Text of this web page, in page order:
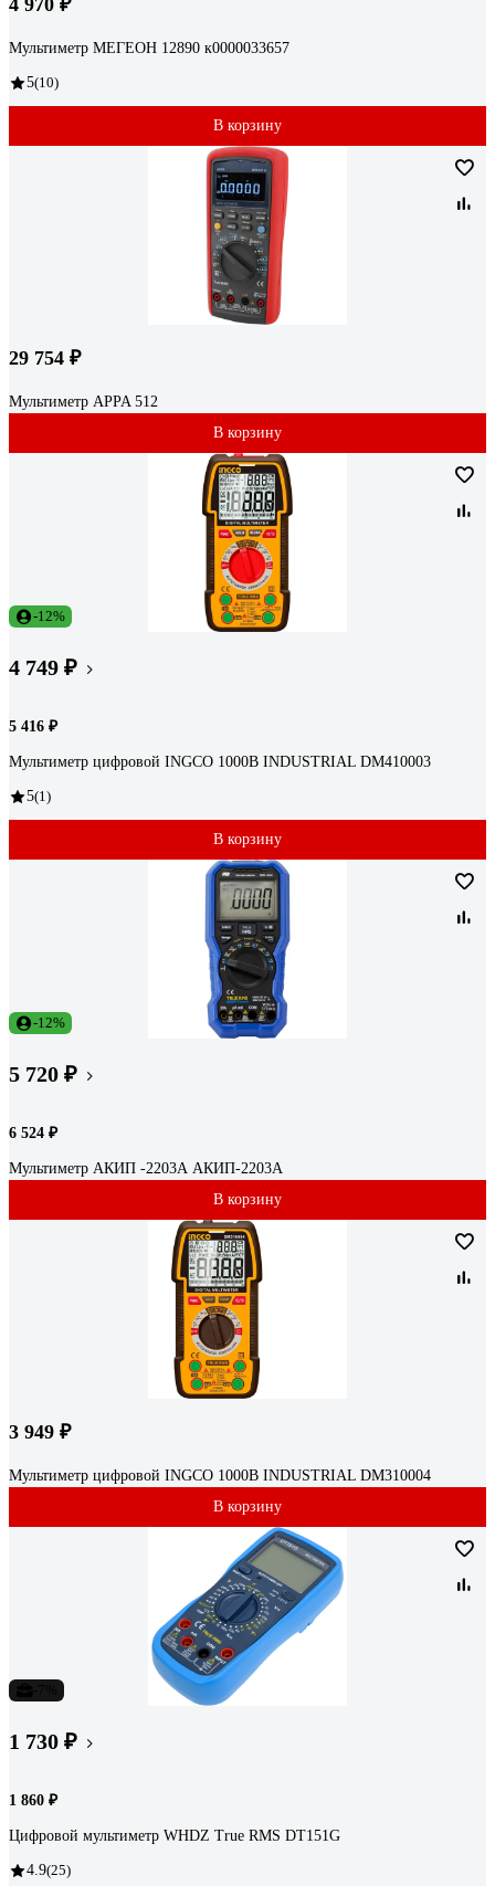
4 970 ₽
Мультиметр МЕГЕОН 12890 к0000033657
5(10)
В корзину
29 754 ₽
Мультиметр APPA 512
В корзину
-12%
4 749 ₽
5 416 ₽
Мультиметр цифровой INGCO 1000В INDUSTRIAL DM410003
5(1)
В корзину
-12%
5 720 ₽
6 524 ₽
Мультиметр АКИП -2203А АКИП-2203А
В корзину
3 949 ₽
Мультиметр цифровой INGCO 1000В INDUSTRIAL DM310004
В корзину
1 730 ₽
1 860 ₽
Цифровой мультиметр WHDZ True RMS DT151G
4.9(25)